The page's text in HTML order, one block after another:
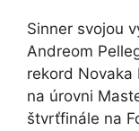
Sinner svojou
Andreom
rekord Novaka
na úrovni
štvrťfinále na